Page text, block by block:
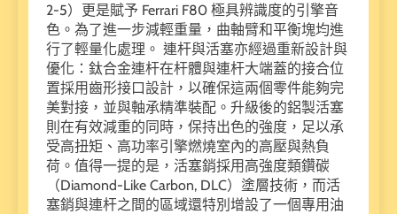
2-5）更是賦予 Ferrari F80 極具辨識度的引擎音
色。為了進一步減輕重量，曲軸臂和平衡塊均進
行了輕量化處理。 連杆與活塞亦經過重新設計與
優化：鈦合金連杆在杆體與連杆大端蓋的接合位
置採用齒形接口設計，以確保這兩個零件能夠完
美對接，並與軸承精準裝配。升級後的鋁製活塞
則在有效減重的同時，保持出色的強度，足以承
受高扭矩、高功率引擎燃燒室內的高壓與熱負
荷。值得一提的是，活塞銷採用高強度類鑽碳
（Diamond-Like Carbon, DLC）塗層技術，而活
塞銷與連杆之間的區域還特別增設了一個專用油